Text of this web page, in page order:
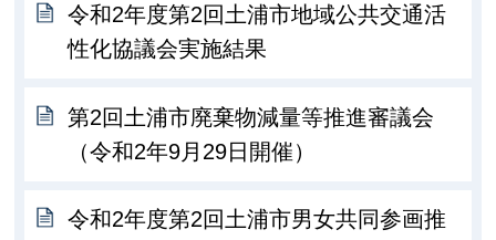
令和2年度第2回土浦市地域公共交通活
性化協議会実施結果
第2回土浦市廃棄物減量等推進審議会
（令和2年9月29日開催）
令和2年度第2回土浦市男女共同参画推